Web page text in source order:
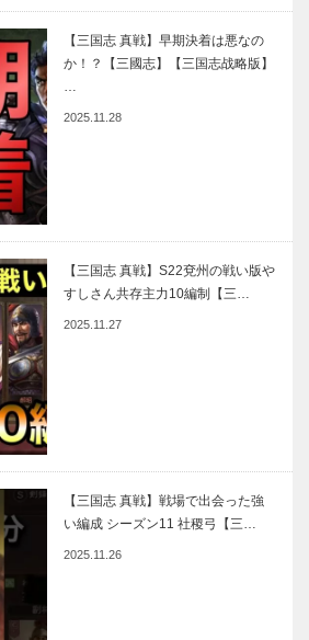
【三国志 真戦】早期決着は悪なの
か！？【三國志】【三国志战略版】
…
2025.11.28
【三国志 真戦】S22兗州の戦い版や
すしさん共存主力10編制【三…
2025.11.27
【三国志 真戦】戦場で出会った強
い編成 シーズン11 社稷弓【三…
2025.11.26